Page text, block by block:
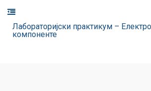
Лабораторијски практикум –
компоненте